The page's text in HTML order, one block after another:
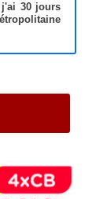
j'ai 30 jours